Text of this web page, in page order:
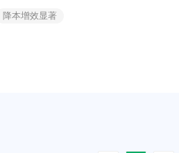
降本增效显著